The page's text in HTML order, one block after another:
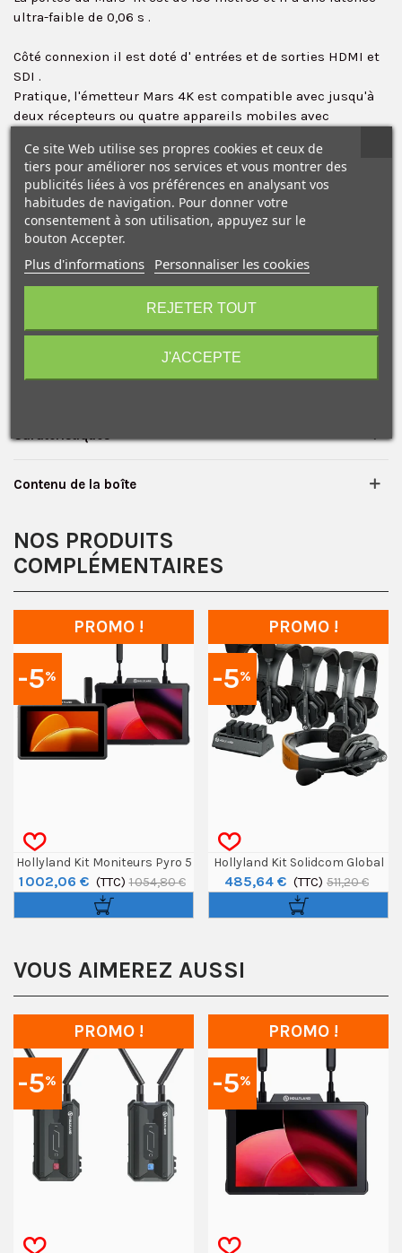
ultra-faible de 0,06 s .
Côté connexion il est doté d' entrées et de sorties HDMI et
SDI .
Pratique, l'émetteur Mars 4K est compatible avec jusqu'à
deux récepteurs ou quatre appareils mobiles avec
personnes peuvent contrôler le tournage simultanément
Le Mars 4K est équipé d'unécran LCD couleur avec
balayage intelligent des canauxpour déterminer lesquels
sont occupés et sélectionnables.
Le Mars 4K prend en charge diverses options
d'alimentation CC : entrée coaxiale de 6 à 16 VCC, batteries
série L/NP-F et chargeurs USB-C. Le port USB-C de l'appareil
Mars 4K peut être connecté à une clé USB pour la mise à
Caratéristiques
Contenu de la boîte
NOS PRODUITS
COMPLÉMENTAIRES
-5%
PROMO !
Hollyland Kit Moniteurs Pyro 5
Et Pyro 7 Transmission HF
1 002,06 € (TTC) 1 054,80 €
-5%
PROMO !
Hollyland Kit Solidcom Global
SE 4S - 4 Utilisateurs
485,64 € (TTC) 511,20 €
VOUS AIMEREZ AUSSI
-5%
PROMO !
-5%
PROMO !
Ce site Web utilise ses propres cookies et ceux de
tiers pour améliorer nos services et vous montrer des
publicités liées à vos préférences en analysant vos
habitudes de navigation. Pour donner votre
consentement à son utilisation, appuyez sur le
bouton Accepter.
Plus d'informations Personnaliser les cookies
REJETER TOUT
J'ACCEPTE
10€ OFFERTS sur votre
premier achat !
J'accepte de recevoir des SMS de la part de la marque.
✕